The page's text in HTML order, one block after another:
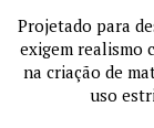
Projetado para
exigem realismo
na criação de
uso